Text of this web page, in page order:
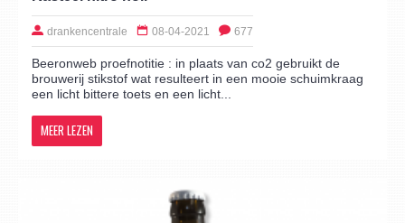
drankencentrale 08-04-2021 677
Beeronweb proefnotitie : in plaats van co2 gebruikt de
brouwerij stikstof wat resulteert in een mooie schuimkraag
een licht bittere toets en een licht...
MEER LEZEN